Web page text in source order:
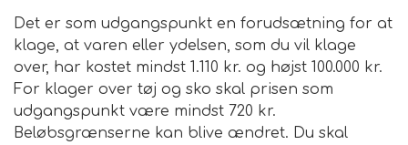
Det er som udgangspunkt en forudsætning for at
klage, at varen eller ydelsen, som du vil klage
over, har kostet mindst 1.110 kr. og højst 100.000 kr.
For klager over tøj og sko skal prisen som
udgangspunkt være mindst 720 kr.
Beløbsgrænserne kan blive ændret. Du skal